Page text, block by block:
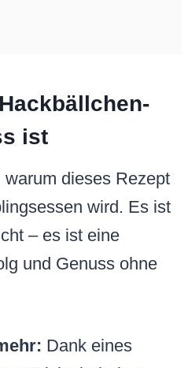
ist
dieses Rezept
wird. Es ist
– es ist eine
und Genuss ohne
Dank eines